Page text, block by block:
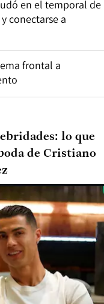
en el temporal de
conectarse a
frontal a
lo que
de Cristiano